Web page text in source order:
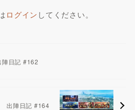
ログイン してください。
陣日記 #162
出陣日記 #164